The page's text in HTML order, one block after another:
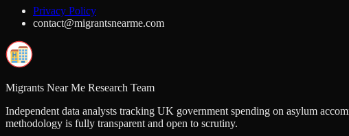
Privacy Policy
contact@migrantsnearme.com
Migrants Near Me Research Team
Independent data analysts tracking UK government spending on asylum
methodology is fully transparent and open to scrutiny.